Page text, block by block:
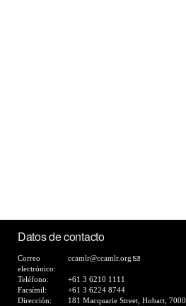
Datos de contacto
Correo
electrónico:
ccamlr@ccamlr.org
Teléfono:
+61 3 6210 1111
Facsímil:
+61 3 6224 8744
Dirección:
181 Macquarie Street, Hobart, 7000,